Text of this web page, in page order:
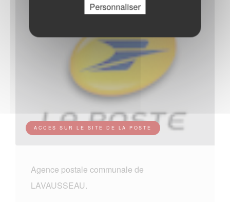
ACCES SUR LE SITE DE LA POSTE
Agence postale communale de
LAVAUSSEAU.
Personnaliser